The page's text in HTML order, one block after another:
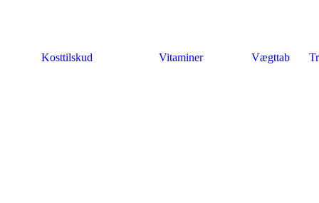
Kosttilskud Vitaminer Vægttab